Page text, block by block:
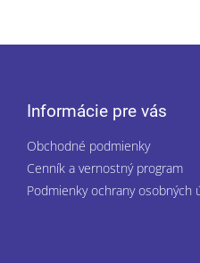
Informácie pre vás
Obchodné podmienky
Cenník a vernostný program
Podmienky ochrany osobných